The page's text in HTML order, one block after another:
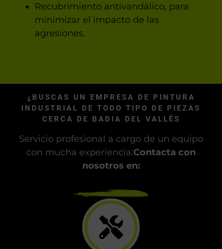
Recubrimiento antivandálico, para
minimizar el impacto de las
agresiones.
¿BUSCAS UN EMPRESA DE PINTURA
INDUSTRIAL DE TODO TIPO DE PIEZAS
CERCA DE BADIA DEL VALLÈS
Servicio profesional a cargo de un equipo
con mucha experiencia:Contacta con
nosotros en: